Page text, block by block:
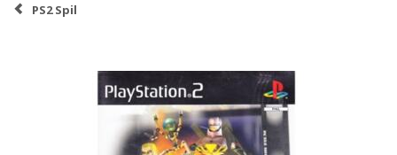
PS2 Spil